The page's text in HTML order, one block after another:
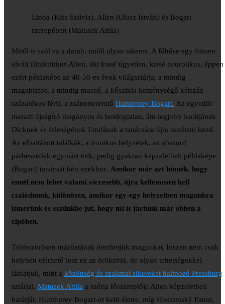
Linda (Kiss Szilvia), Allen (Olasz István) és Bogart
szerepében (Matusek Attila)
Miről is szól ez a darab, mitől olyan sikeres. A főhőse egy frissen
elvált filmkritikus Allen, aki kissé ügyetlen, kissé neurotikus, éppen
ezért példaképe az 40-50-es évek világsztárja, a mindig
magabiztos, a mindig macsó, a kőszikla keménységű kétszáz
százalékos férfi, a zsánerteremtő Humhprey Bogart. Az egyedül
maradt újságíró magányos és boldogtalan, ám legjobb barátjának
Dicknek és feleségének Lindának a tanácsára újra randizni kezd.
Az elbaltázott találkák, a ironikus helyzetek, az abszurd
párbeszédek egymást érik, pedig gyakran képzeletbeli példaképe
(Bogart) tanácsát kéri ezekhez. Amikor már azt hinnék, hogy
ennél nem lehet valami viccesebb, újra kellemesen kell
csalódnunk, különösen, amikor egy-egy helyzetben magunkra
ismerünk és eszünkbe jut, hogy mi is jártunk már ebben a
cipőben.
Többszörösen mázlistának érezhetjük magunkat, hiszen nem csak
helyben elérhető lesz ez az örökzöld, de olyan tehetségekkel
láthatjuk, mint a közönség és szakmai sikereket halmozó Pressburg
sztárjai. Matusek Attila a széria főszereplője Allen képzeletbeli
barátját, Humhprey Bogart-ot kelti életre, míg Hostomský Fanni,